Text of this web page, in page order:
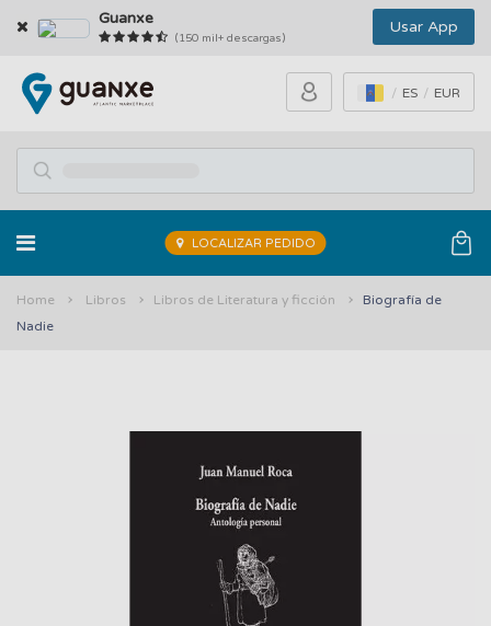
Guanxe
(150 mil+ descargas)
Usar App
ES EUR
LOCALIZAR PEDIDO
Home Libros Libros de Literatura y ficción
Biografía de
Nadie